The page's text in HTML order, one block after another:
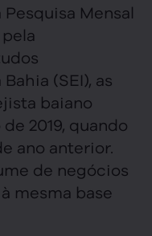
Mensal
(SEI), as
baiano
2019, quando
ano anterior.
de negócios
mesma base